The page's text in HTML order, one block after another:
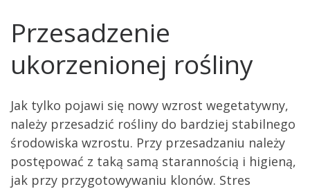
Przesadzenie
ukorzenionej rośliny
Jak tylko pojawi się nowy wzrost wegetatywny,
należy przesadzić rośliny do bardziej stabilnego
środowiska wzrostu. Przy przesadzaniu należy
postępować z taką samą starannością i higieną,
jak przy przygotowywaniu klonów. Stres